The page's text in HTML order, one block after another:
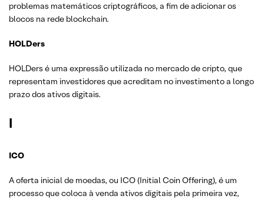
problemas matemáticos criptográficos, a fim de adicionar os
blocos na rede blockchain.
HOLDers
HOLDers é uma expressão utilizada no mercado de cripto, que
representam investidores que acreditam no investimento a longo
prazo dos ativos digitais.
I
ICO
A oferta inicial de moedas, ou ICO (Initial Coin Offering), é um
processo que coloca à venda ativos digitais pela primeira vez,